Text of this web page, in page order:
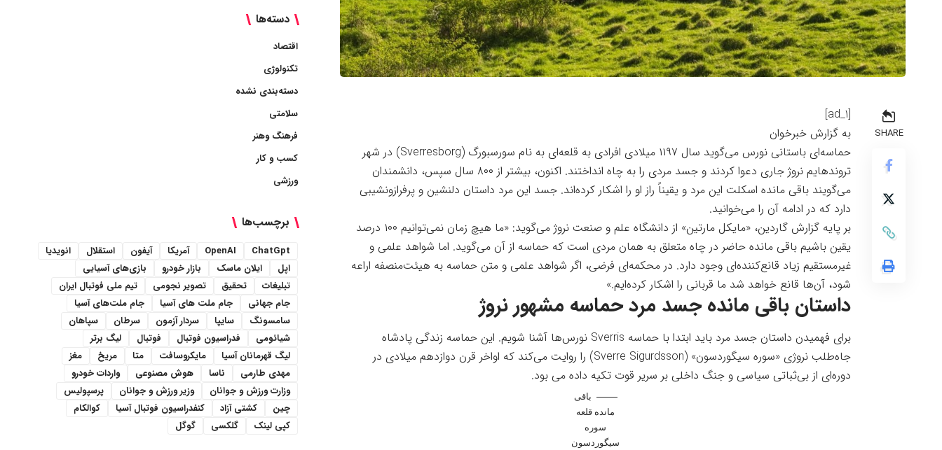
SHARE
[ad_1]
به گزارش خبرخوان
حماسه‌ای باستانی نورس می‌گوید سال ۱۱۹۷ میلادی افرادی به قلعه‌ای به‌ نام سورسبورگ (Sverresborg) در شهر
تروندهایم نروژ جاری دعوا کردند و جسد مردی را به چاه انداختند. اکنون، بیشتر از ۸۰۰ سال سپس، دانشمندان
می‌گویند باقی مانده اسکلت این مرد و یقیناً راز او را اشکار کرده‌اند. جسد این مرد داستان دلنشین و پرفرازونشیبی
دارد که در ادامه آن را می‌خوانید.
بر پایه گزارش گاردین
، «مایکل مارتین» از دانشگاه علم و صنعت نروژ می‌گوید: «ما هیچ زمان نمی‌توانیم ۱۰۰ درصد
یقین باشیم باقی مانده حاضر در چاه متعلق به همان مردی است که حماسه از آن می‌گوید. اما شواهد علمی و
غیرمستقیم زیاد قانع‌کننده‌ای وجود دارد. در محکمه‌ای فرضی، اگر شواهد علمی و متن حماسه به هیئت‌منصفه اراعه
شود، آن‌ها قانع خواهد شد ما قربانی را اشکار کرده‌ایم.»
داستان باقی مانده جسد مرد حماسه مشهور نروژ
برای فهمیدن داستان جسد مرد باید ابتدا با حماسه Sverris نورس‌ها آشنا شویم. این حماسه زندگی پادشاه
جاه‌طلب نروژی «سوره سیگوردسون» (Sverre Sigurdsson) را روایت می‌کند که اواخر قرن دوازدهم میلادی در
دوره‌ای از بی‌ثباتی سیاسی و جنگ داخلی بر سریر قوت تکیه داده می بود.
باقی
مانده قلعه
سوره
سیگوردسون
دسته‌ها
اقتصاد
تکنولوژی
دسته‌بندی نشده
سلامتی
فرهنگ وهنر
کسب و کار
ورزشی
برچسب‌ها
ChatGpt
OpenAI آمریکا آیفون استقلال
انویدیا
اپل
ایلان ماسک بازار خودرو
بازی‌های آسیایی
تبلیغات
تحقیق تصویر نجومی
تیم ملی فوتبال ایران
جام جهانی
جام ملت های آسیا
جام ملت‌های آسیا
سامسونگ
سایپا سردار آزمون سرطان
سپاهان
شیائومی
فدراسیون فوتبال فوتبال
لیگ برتر
لیگ قهرمانان آسیا
مایکروسافت متا مریخ
مغز
مهدی طارمی
ناسا هوش مصنوعی
واردات خودرو
وزارت ورزش و جوانان
وزیر ورزش و جوانان
پرسپولیس
چین
کشتی آزاد کنفدراسیون فوتبال آسیا
کوالکام
کپی لینک
گلکسی گوگل